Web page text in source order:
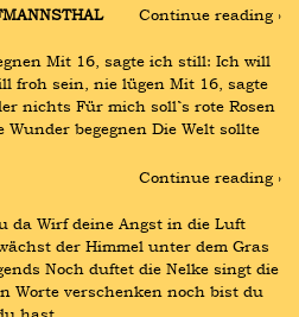
Continue reading ›
Mit 16, sagte ich still: Ich will
froh sein, nie lügen Mit 16, sagte
nichts Für mich soll`s rote Rosen
begegnen Die Welt sollte
Continue reading ›
da Wirf deine Angst in die Luft
der Himmel unter dem Gras
Noch duftet die Nelke singt die
Worte verschenken noch bist du